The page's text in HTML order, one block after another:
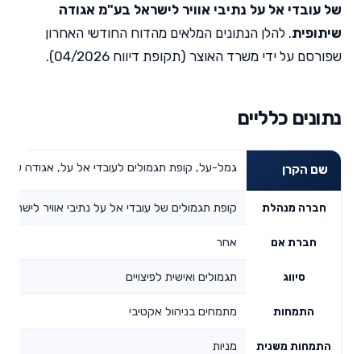
של עובדי אל על נתיבי אוויר לישראל בע"מ אגודה
שיתופית. להלן הנתונים המלאים מהדוח החודשי האחרון
שפורסם על ידי משרד האוצר (תקופת דיווח 04/2026).
נתונים כלליים
שם הקרן גמל-על, קופת תגמולים לעובדי אל על, אגודה
חברה מנהלת קופת תגמולים של עובדי אל על נתיבי אוויר
חברת אם אחר
סיווג תגמולים ואישית לפיצויים
התמחות מתמחים בניהול אקטיבי
התמחות משנית מניות